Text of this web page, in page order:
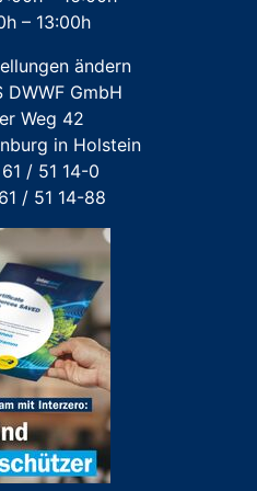
für Austausch-
– 13:00h
ändern
DWWF GmbH
Weg 42
in Holstein
/ 51 14-0
/ 51 14-88